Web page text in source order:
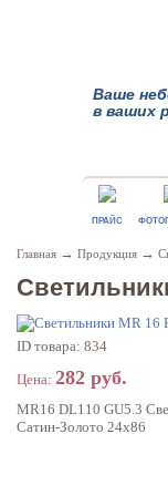
Ваше
в ваших
ПРАЙС
Главная → Продукция →
ID товара: 834
Цена: 282 руб.
MR16 DL110 GU5.3
Сатин-Золото 24x86